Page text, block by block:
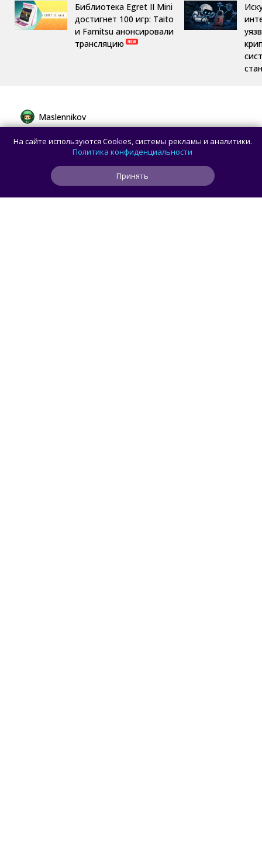
Библиотека Egret II Mini
достигнет 100 игр: Taito
и Famitsu анонсировали
трансляцию
Maslennikov
Пошлина 5%, а НДС 22%: как изменятся
правила ввоза товаров из-за рубежа
На сайте используются Cookies, системы рекламы и аналитики.
Политика конфиденциальности
Принять